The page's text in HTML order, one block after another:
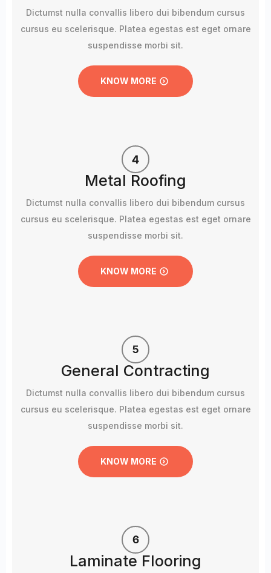
Dictumst nulla convallis libero dui bibendum cursus
cursus eu scelerisque. Platea egestas est eget ornare
suspendisse morbi sit.
KNOW MORE
Metal Roofing
Dictumst nulla convallis libero dui bibendum cursus
cursus eu scelerisque. Platea egestas est eget ornare
suspendisse morbi sit.
KNOW MORE
General Contracting
Dictumst nulla convallis libero dui bibendum cursus
cursus eu scelerisque. Platea egestas est eget ornare
suspendisse morbi sit.
KNOW MORE
Laminate Flooring